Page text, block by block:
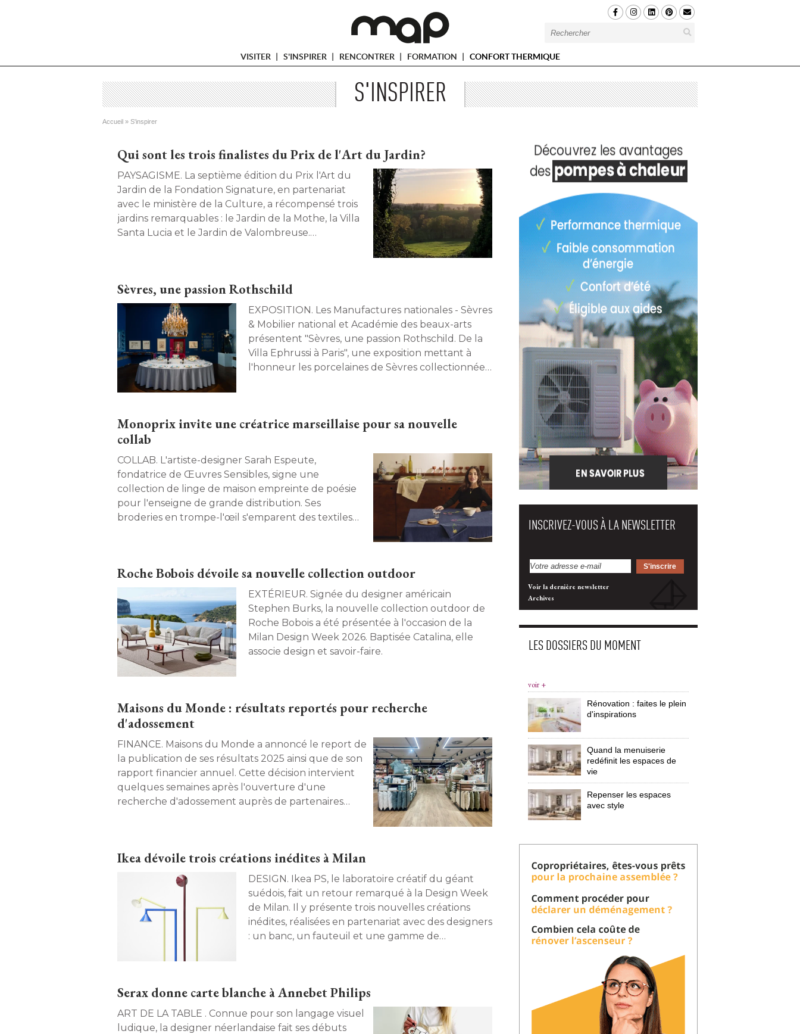
VISITER S'INSPIRER RENCONTRER FORMATION CONFORT THERMIQUE
S'INSPIRER
Vous êtes ici
Accueil » S'inspirer
Qui sont les trois finalistes du Prix de l'Art du Jardin?
PAYSAGISME. La septième édition du Prix l'Art du
Jardin de la Fondation Signature, en partenariat
avec le ministère de la Culture, a récompensé trois
jardins remarquables : le Jardin de la Mothe, la Villa
Santa Lucia et le Jardin de Valombreuse.
Sèvres, une passion Rothschild
EXPOSITION. Les Manufactures nationales - Sèvres
& Mobilier national et Académie des beaux-arts
présentent "Sèvres, une passion Rothschild. De la
Villa Ephrussi à Paris", une exposition mettant à
l'honneur les porcelaines de Sèvres collectionnées
Monoprix invite une créatrice marseillaise pour sa nouvelle
collab
COLLAB. L'artiste-designer Sarah Espeute,
fondatrice de Œuvres Sensibles, signe une
collection de linge de maison empreinte de poésie
pour l'enseigne de grande distribution. Ses
broderies en trompe-l'œil s'emparent des textiles
Roche Bobois dévoile sa nouvelle collection outdoor
EXTÉRIEUR. Signée du designer américain
Stephen Burks, la nouvelle collection outdoor de
Roche Bobois a été présentée à l'occasion de la
Milan Design Week 2026. Baptisée Catalina, elle
associe design et savoir-faire.
Maisons du Monde : résultats reportés pour recherche
d'adossement
FINANCE. Maisons du Monde a annoncé le report de
la publication de ses résultats 2025 ainsi que de son
rapport financier annuel. Cette décision intervient
quelques semaines après l'ouverture d'une
recherche d'adossement auprès de partenaires
Ikea dévoile trois créations inédites à Milan
DESIGN. Ikea PS, le laboratoire créatif du géant
suédois, fait un retour remarqué à la Design Week
de Milan. Il y présente trois nouvelles créations
inédites, réalisées en partenariat avec des designers
: un banc, un fauteuil et une gamme de
Serax donne carte blanche à Annebet Philips
ART DE LA TABLE . Connue pour son langage visuel
ludique, la designer néerlandaise fait ses débuts
INSCRIVEZ-VOUS À LA NEWSLETTER
Voir la dernière newsletter
Archives
LES DOSSIERS DU MOMENT
voir +
Rénovation : faites le plein
d'inspirations
Quand la menuiserie
redéfinit les espaces de
vie
Repenser les espaces
avec style